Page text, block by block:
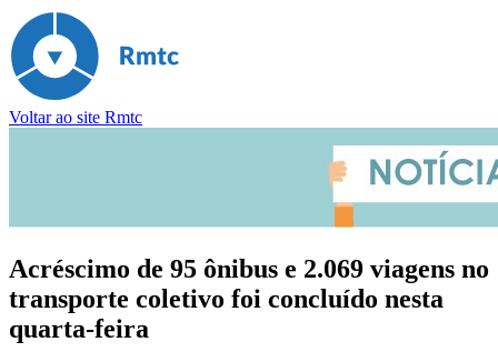
Voltar ao site Rmtc
Acréscimo de 95 ônibus e 2.069 viagens no
transporte coletivo foi concluído nesta
quarta-feira